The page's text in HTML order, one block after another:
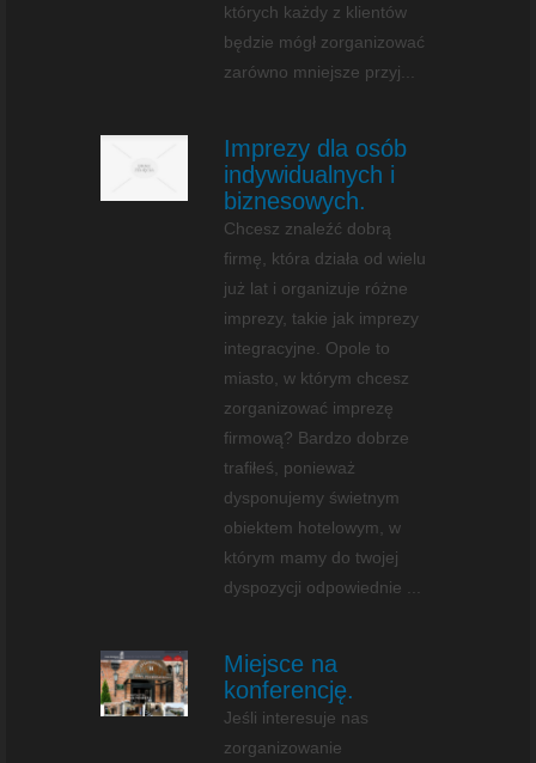
których każdy z klientów
będzie mógł zorganizować
zarówno mniejsze przyj...
Imprezy dla osób
indywidualnych i
biznesowych.
Chcesz znaleźć dobrą
firmę, która działa od wielu
już lat i organizuje różne
imprezy, takie jak imprezy
integracyjne. Opole to
miasto, w którym chcesz
zorganizować imprezę
firmową? Bardzo dobrze
trafiłeś, ponieważ
dysponujemy świetnym
obiektem hotelowym, w
którym mamy do twojej
dyspozycji odpowiednie ...
Miejsce na
konferencję.
Jeśli interesuje nas
zorganizowanie